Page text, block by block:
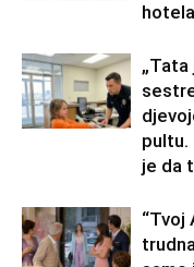
pultu.
je da
“Tvoj